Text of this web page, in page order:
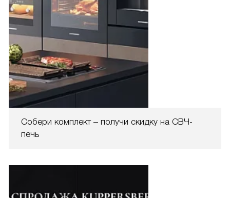
Собери комплект – получи скидку на СВЧ-
печь